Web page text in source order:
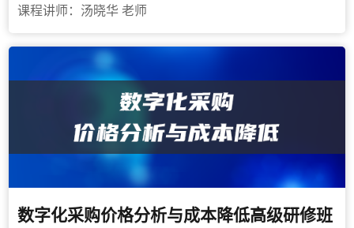
课程讲师：汤晓华 老师
数字化采购价格分析与成本降低高级研修班